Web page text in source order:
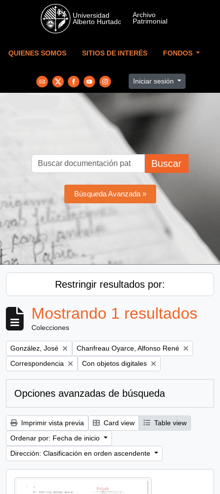
Skip to main content
QUIENES SOMOS SITIOS DE INTERÉS FONDOS
Iniciar sesión
Buscar
Búsqueda Avanzada »
Restringir resultados por:
Mostrando 1 resultados
Colecciones
Remove filter:
González, José Remove filter:
Chanfreau Oyarce, Alfonso René
Remove filter:
Correspondencia Remove filter:
Con objetos digitales
Opciones avanzadas de búsqueda
Imprimir vista previa Card view
Table view
Ordenar por: Fecha de inicio
Dirección: Clasificación en orden ascendente